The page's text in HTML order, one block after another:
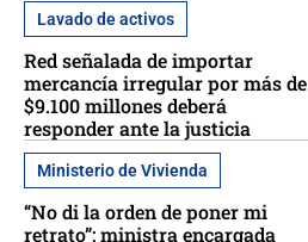
Lavado de activos
Red señalada de importar
mercancía irregular por más de
$9.100 millones deberá
responder ante la justicia
Ministerio de Vivienda
“No di la orden de poner mi
retrato”: ministra encargada